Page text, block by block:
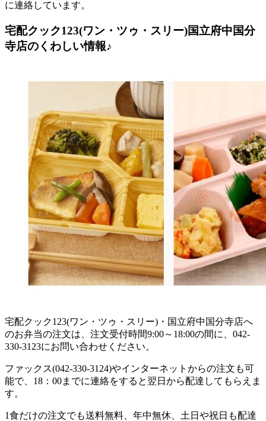
に連絡しています。
宅配クック123(ワン・ツゥ・スリー)国立府中国分
寺店のくわしい情報♪
宅配クック123(ワン・ツゥ・スリー)・国立府中国分寺店へ
のお弁当の注文は、注文受付時間9:00～18:00の間に、042-
330-3123にお問い合わせください。
ファックス(042-330-3124)やインターネットからの注文も可
能で、18：00までに連絡をすると翌日から配達してもらえま
す。
1食だけの注文でも送料無料、年中無休、土日や祝日も配達